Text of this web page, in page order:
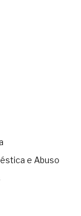
e Abuso